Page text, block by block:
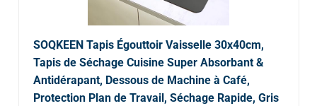
SOQKEEN Tapis Égouttoir Vaisselle 30x40cm,
Tapis de Séchage Cuisine Super Absorbant &
Antidérapant, Dessous de Machine à Café,
Protection Plan de Travail, Séchage Rapide, Gris